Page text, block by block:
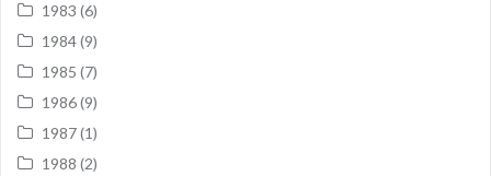
1983 (6)
1984(9)
1985 (7)
1986(9)
1987(1)
1988 (2)